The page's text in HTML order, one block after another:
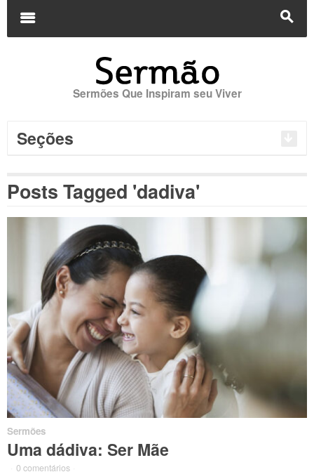
s
m
Sermões Que Inspiram seu Viver
Seções
Posts Tagged 'dadiva'
Sermões
Uma dádiva: Ser Mãe
0 comentários